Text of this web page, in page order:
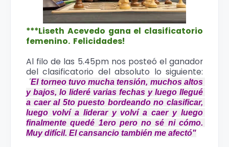
***Liseth Acevedo gana el clasificatorio
femenino. Felicidades!
Al filo de las 5.45pm nos posteó el ganador
del clasificatorio del absoluto lo siguiente:
"El torneo tuvo mucha tensión, muchos altos
y bajos, lo lideré varias fechas y luego llegué
a caer al 5to puesto bordeando no clasificar,
luego volví a liderar y volví a caer y luego
finalmente quedé 1ero pero no sé ni cómo.
Muy difícil. El cansancio también me afectó"